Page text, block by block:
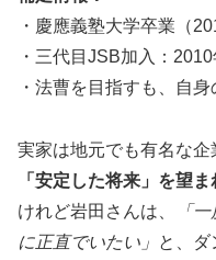
・慶應義塾大学卒業（
・三代目JSB加入：
・法曹を目指すも、自
実家は地元でも有名な企
「安定した将来」を望
けれど岩田さんは、
「
に正直でいたい」 と、ダ